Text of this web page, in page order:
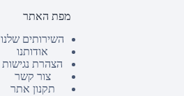
מפת האתר
השירותים שלנו
אודותנו
הצהרת נגישות
צור קשר
תקנון אתר